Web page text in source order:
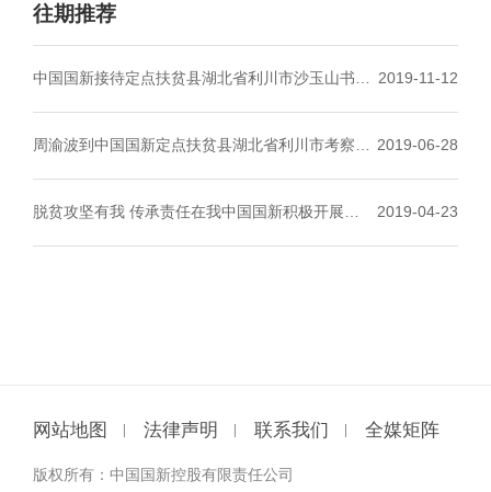
往期推荐
中国国新接待定点扶贫县湖北省利川市沙玉山书记
2019-11-12
周渝波到中国国新定点扶贫县湖北省利川市考察调
2019-06-28
脱贫攻坚有我 传承责任在我中国国新积极开展扶
2019-04-23
网站地图 法律声明 联系我们 全媒矩阵
版权所有：中国国新控股有限责任公司